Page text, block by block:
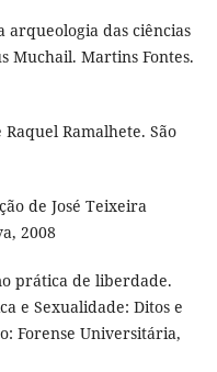
arqueologia das ciências
Muchail. Martins Fontes.
Raquel Ramalhete. São
de José Teixeira
2008
prática de liberdade.
e Sexualidade: Ditos e
Forense Universitária,